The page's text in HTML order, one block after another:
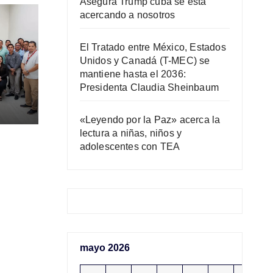
acercando a nosotros
El Tratado entre México, Estados
Unidos y Canadá (T-MEC) se
mantiene hasta el 2036:
Presidenta Claudia Sheinbaum
«Leyendo por la Paz» acerca la
lectura a niñas, niños y
adolescentes con TEA
mayo 2026